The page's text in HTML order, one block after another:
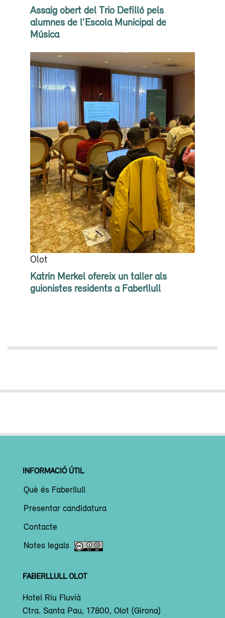
Assaig obert del Trio Defilló pels
alumnes de l’Escola Municipal de
Música
Olot
Katrin Merkel ofereix un taller als
guionistes residents a Faberllull
INFORMACIÓ ÚTIL
Què és Faberllull
Presentar candidatura
Contacte
Notes legals
FABERLLULL OLOT
Hotel Riu Fluvià
Ctra. Santa Pau, 17800, Olot (Girona)